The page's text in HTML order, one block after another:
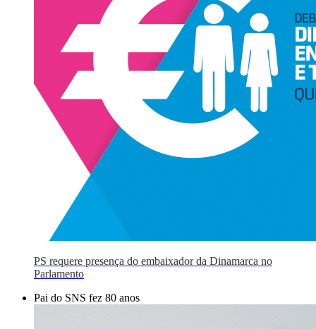
PS requere presença do embaixador da Dinamarca no
Parlamento
Pai do SNS fez 80 anos